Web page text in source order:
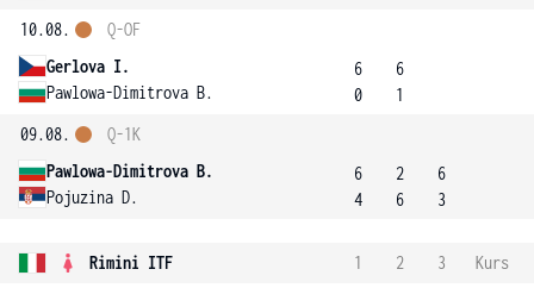
10.08.
Gerlova I.
Pawlowa-Dimitrova B.
Q-OF
6
0
6
1
09.08.
Pawlowa-Dimitrova B.
Pojuzina D.
Q-1K
6
4
2
6
6
3
Rimini ITF 1 2 3
Kurs